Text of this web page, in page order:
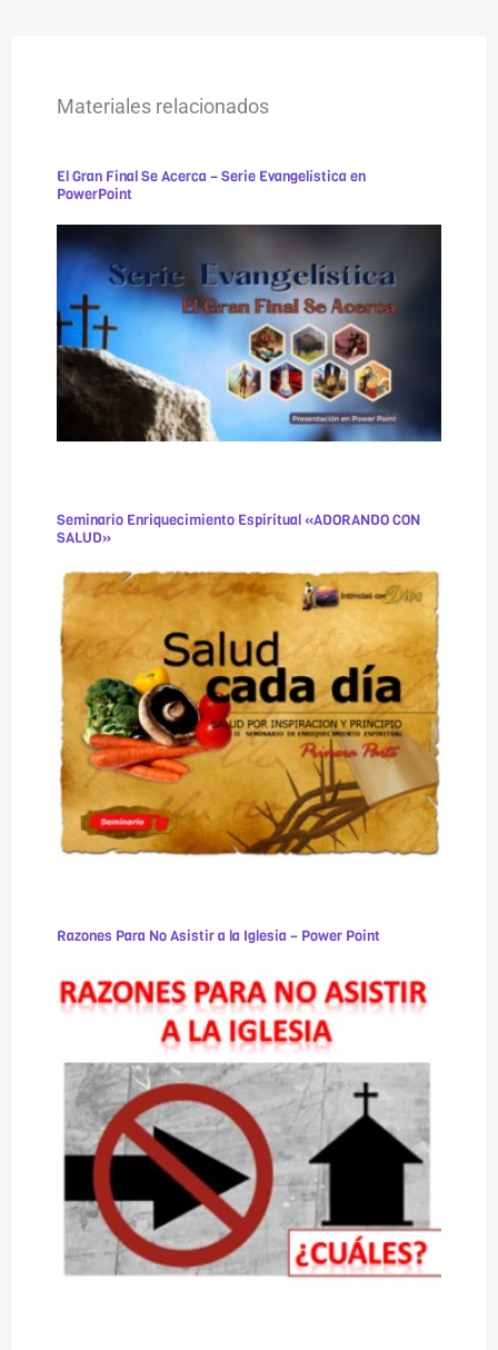
Materiales relacionados
El Gran Final Se Acerca – Serie Evangelística en
PowerPoint
Seminario Enriquecimiento Espiritual «ADORANDO CON
SALUD»
Razones Para No Asistir a la Iglesia – Power Point